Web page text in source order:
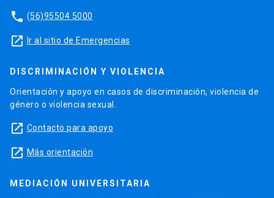
phone (56)95504 5000
launch Ir al sitio de Emergencias
DISCRIMINACIÓN Y VIOLENCIA
Orientación y apoyo en casos de discriminación, violencia de
género o violencia sexual.
launch Contacto para apoyo
launch Más orientación
MEDIACIÓN UNIVERSITARIA